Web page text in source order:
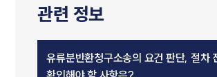
관련 정보
유류분반환청구소송의 요건 판단, 절차